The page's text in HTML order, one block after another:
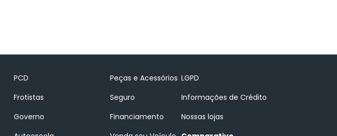
PCD
Frotistas
Governo
Peças e Acessórios
Seguro
Financiamento
LGPD
Informações de Crédito
Nossas lojas